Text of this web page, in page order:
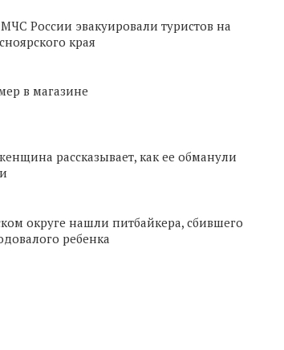
России эвакуировали туристов на
края
в магазине
рассказывает, как ее обманули
округе нашли питбайкера, сбившего
ребенка